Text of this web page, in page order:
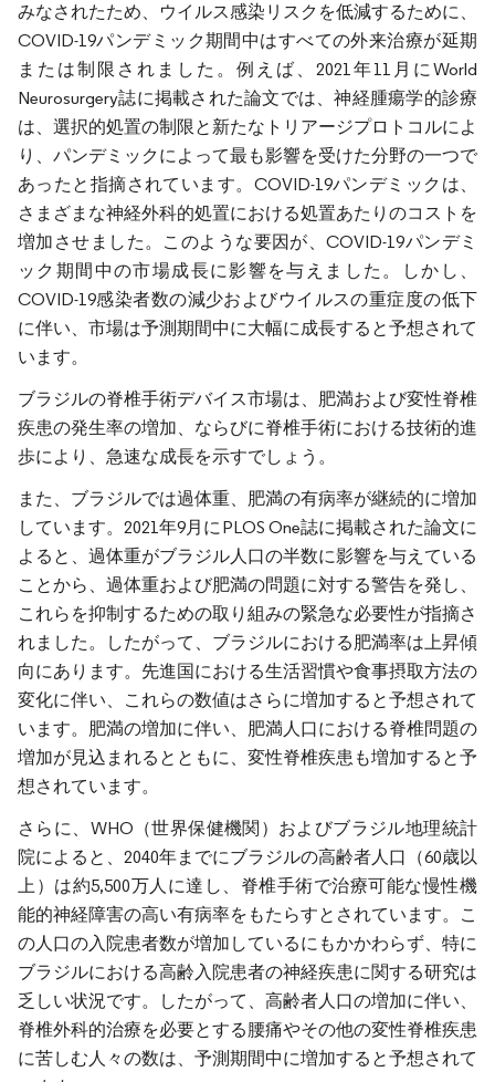
みなされたため、ウイルス感染リスクを低減するために、
COVID-19パンデミック期間中はすべての外来治療が延期
または制限されました。例えば、2021年11月にWorld
Neurosurgery誌に掲載された論文では、神経腫瘍学的診療
は、選択的処置の制限と新たなトリアージプロトコルによ
り、パンデミックによって最も影響を受けた分野の一つで
あったと指摘されています。COVID-19パンデミックは、
さまざまな神経外科的処置における処置あたりのコストを
増加させました。このような要因が、COVID-19パンデミ
ック期間中の市場成長に影響を与えました。しかし、
COVID-19感染者数の減少およびウイルスの重症度の低下
に伴い、市場は予測期間中に大幅に成長すると予想されて
います。
ブラジルの脊椎手術デバイス市場は、肥満および変性脊椎
疾患の発生率の増加、ならびに脊椎手術における技術的進
歩により、急速な成長を示すでしょう。
また、ブラジルでは過体重、肥満の有病率が継続的に増加
しています。2021年9月にPLOS One誌に掲載された論文に
よると、過体重がブラジル人口の半数に影響を与えている
ことから、過体重および肥満の問題に対する警告を発し、
これらを抑制するための取り組みの緊急な必要性が指摘さ
れました。したがって、ブラジルにおける肥満率は上昇傾
向にあります。先進国における生活習慣や食事摂取方法の
変化に伴い、これらの数値はさらに増加すると予想されて
います。肥満の増加に伴い、肥満人口における脊椎問題の
増加が見込まれるとともに、変性脊椎疾患も増加すると予
想されています。
さらに、WHO（世界保健機関）およびブラジル地理統計
院によると、2040年までにブラジルの高齢者人口（60歳以
上）は約5,500万人に達し、脊椎手術で治療可能な慢性機
能的神経障害の高い有病率をもたらすとされています。こ
の人口の入院患者数が増加しているにもかかわらず、特に
ブラジルにおける高齢入院患者の神経疾患に関する研究は
乏しい状況です。したがって、高齢者人口の増加に伴い、
脊椎外科的治療を必要とする腰痛やその他の変性脊椎疾患
に苦しむ人々の数は、予測期間中に増加すると予想されて